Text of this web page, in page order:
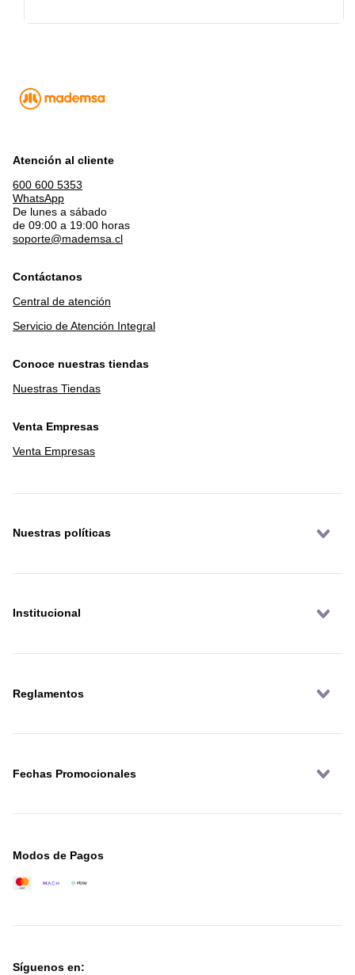
Atención al cliente
600 600 5353
WhatsApp
De lunes a sábado
de 09:00 a 19:00 horas
soporte@mademsa.cl
Contáctanos
Central de atención
Servicio de Atención Integral
Conoce nuestras tiendas
Nuestras Tiendas
Venta Empresas
Venta Empresas
Nuestras políticas
Institucional
Reglamentos
Fechas Promocionales
Modos de Pagos
Síguenos en: